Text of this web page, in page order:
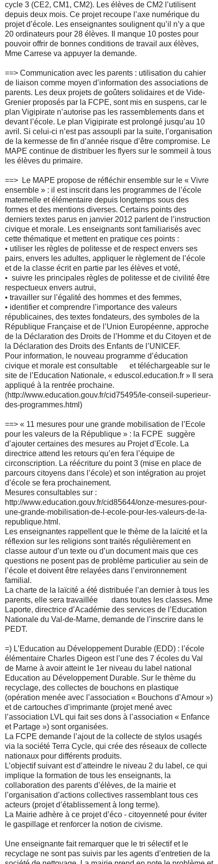
cycle 3 (CE2, CM1, CM2). Les élèves de CM2 l’utilisent
depuis deux mois. Ce projet recoupe l’axe numérique du
projet d’école. Les enseignantes soulignent qu’il n’y a que
20 ordinateurs pour 28 élèves. Il manque 10 postes pour
pouvoir offrir de bonnes conditions de travail aux élèves,
Mme Carrese va appuyer la demande.
==> Communication avec les parents : utilisation du cahier
de liaison comme moyen d’information des associations de
parents. Les deux projets de goûters solidaires et de Vide-
Grenier proposés par la FCPE, sont mis en suspens, car le
plan Vigipirate n’autorise pas les rassemblements dans et
devant l’école. Le plan Vigipirate est prolongé jusqu’au 10
avril. Si celui-ci n’est pas assoupli par la suite, l’organisation
de la kermesse de fin d’année risque d’être compromise. Le
MAPE continue de distribuer les flyers sur le sommeil à tous
les élèves du primaire.
==>
Le MAPE propose de réfléchir ensemble sur le « Vivre
ensemble » : il est inscrit dans les programmes de l’école
maternelle et élémentaire depuis longtemps sous des
formes et des mentions diverses. Certains points des
derniers textes parus en janvier 2012 parlent de l’instruction
civique et morale. Les enseignants sont familiarisés avec
cette thématique et mettent en pratique ces points :
• utiliser les règles de politesse et de respect envers ses
pairs, envers les adultes, appliquer le règlement de l’école
et de la classe écrit en partie par les élèves et voté,
• suivre les principales règles de politesse et de civilité être
respectueux envers autrui,
• travailler sur l’égalité des hommes et des femmes,
• identifier et comprendre l’importance des valeurs
républicaines, des textes fondateurs, des symboles de la
République Française et de l’Union Européenne, approche
de la Déclaration des Droits de l’Homme et du Citoyen et de
la Déclaration des Droits des Enfants de l’UNICEF.
Pour information, le nouveau programme d’éducation
civique et morale est consultable et téléchargeable sur le
site de l’Education Nationale, « eduscol.education.fr » Il sera
appliqué à la rentrée prochaine.
(http://www.education.gouv.fr/cid75495/le-conseil-superieur-
des-programmes.html)
==> « 11 mesures pour une grande mobilisation de l’Ecole
pour les valeurs de la République » : la FCPE suggère
d’ajouter certaines des mesures au Projet d’Ecole. La
directrice attend les retours qu’en fera l’équipe de
circonscription. La réécriture du point 3 (mise en place de
parcours citoyens dans l’école) et son intégration au projet
d’école se fera prochainement.
Mesures consultables sur :
http://www.education.gouv.fr/cid85644/onze-mesures-pour-
une-grande-mobilisation-de-l-ecole-pour-les-valeurs-de-la-
republique.html.
Les enseignantes rappellent que le thème de la laïcité et la
réflexion sur les religions sont traités régulièrement en
classe autour d’un texte ou d’un document mais que ces
questions ne posent pas de problème particulier au sein de
l’école et doivent être relayées dans l’environnement
familial.
La charte de la laïcité a été distribuée l’an dernier à tous les
parents, elle sera travaillée dans toutes les classes. Mme
Laporte, directrice d’Académie des services de l’Education
Nationale du Val-de-Marne, demande de l’inscrire dans le
PEDT.
=) L’Education au Développement Durable (EDD) : l’école
élémentaire Charles Digeon est l’une des 7 écoles du Val
de Marne à avoir atteint le 1er niveau du label national
Education au Développement Durable. Sur le thème du
recyclage, des collectes de bouchons en plastique
(opération menée avec l’association « Bouchons d’Amour »)
et de cartouches d’imprimante (projet mené avec
l’association LVL qui fait ses dons à l’association « Enfance
et Partage ») sont organisées.
La FCPE demande l’ajout de la collecte de stylos usagés
via la société Terra Cycle, qui crée des réseaux de collecte
nationaux pour différents produits.
L’objectif suivant est d’atteindre le niveau 2 du label, ce qui
implique la formation de tous les enseignants, la
collaboration des parents d’élèves, de la mairie et
l’organisation d’actions collectives rassemblant tous ces
acteurs (projet d’établissement à long terme).
La Mairie adhère à ce projet d’éco - citoyenneté pour éviter
le gaspillage et renforcer la notion de civisme.
Une enseignante fait remarquer que le tri sélectif et le
recyclage ne sont pas suivis par les agents d’entretien de la